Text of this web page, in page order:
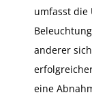
umfasst die
anderer
eine